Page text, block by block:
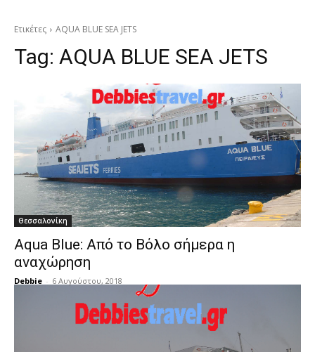
Ετικέτες AQUA BLUE SEA JETS
Tag: AQUA BLUE SEA JETS
Θεσσαλονίκη
Aqua Blue: Από το Βόλο σήμερα η
αναχώρηση
Debbie - 6 Αυγούστου, 2018